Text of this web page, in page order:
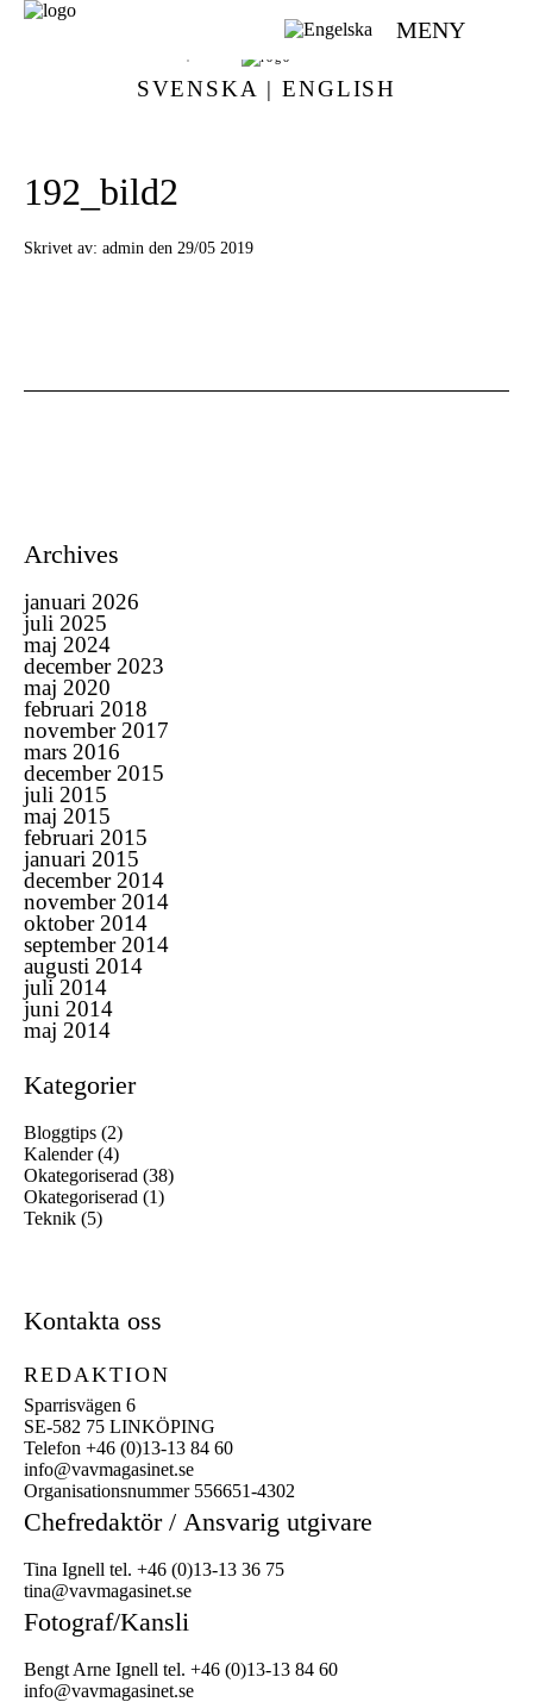
MENY
SVENSKA | ENGLISH
192_bild2
Skrivet av: admin den 29/05 2019
Archives
januari 2026
juli 2025
maj 2024
december 2023
maj 2020
februari 2018
november 2017
mars 2016
december 2015
juli 2015
maj 2015
februari 2015
januari 2015
december 2014
november 2014
oktober 2014
september 2014
augusti 2014
juli 2014
juni 2014
maj 2014
Kategorier
Bloggtips (2)
Kalender(4)
Okategoriserad (38)
Okategoriserad (1)
Teknik (5)
Kontakta oss
REDAKTION
Sparrisvägen 6
SE-582 75 LINKÖPING
Telefon +46 (0)13-13 84 60
info@vavmagasinet.se
Organisationsnummer 556651-4302
Chefredaktör / Ansvarig utgivare
Tina Ignell tel. +46 (0)13-13 36 75
tina@vavmagasinet.se
Fotograf/Kansli
Bengt Arne Ignell tel. +46 (0)13-13 84 60
info@vavmagasinet.se